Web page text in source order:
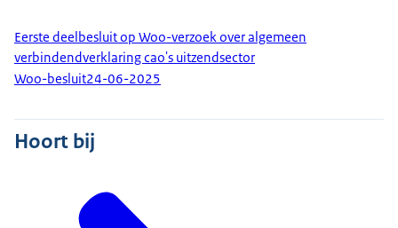
Eerste deelbesluit op Woo-verzoek over algemeen
verbindendverklaring cao's uitzendsector
Woo-besluit24-06-2025
Hoort bij